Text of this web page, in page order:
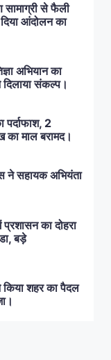
सामाग्री से फैली
आंदोलन का
अभियान का
दिलाया संकल्प।
2
का माल बरामद।
ने सहायक अभियंता
का दोहरा
बड़े
किया शहर का पैदल